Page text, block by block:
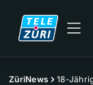
ZüriNews 18-